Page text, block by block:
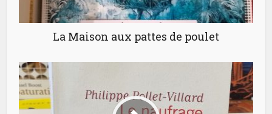
La Maison aux pattes de poulet